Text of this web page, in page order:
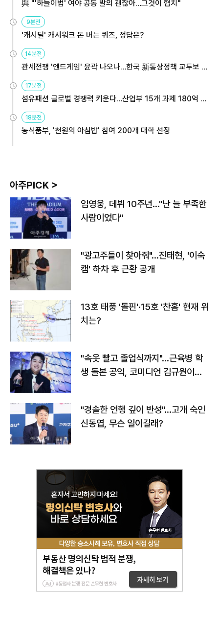
與 "'하늘이법' 여야 공동 발의 괜찮아…그것이 협치"
9분전
'캐시딜' 캐시워크 돈 버는 퀴즈, 정답은?
14분전
관세전쟁 '엔드게임' 윤곽 나오나…한국 新통상정책 교두보 활
17분전
섬유패션 글로벌 경쟁력 키운다…산업부 15개 과제 180억 지
18분전
농식품부, '천원의 아침밥' 참여 200개 대학 선정
아주PICK >
임영웅, 데뷔 10주년…"난 늘 부족한
사람이었다"
"광고주들이 찾아줘"…진태현, '이숙
캠' 하차 후 근황 공개
13호 태풍 '돌핀'·15호 '찬홈' 현재 위
치는?
"속옷 빨고 졸업식까지"…근육병 학
생 돌본 공익, 코미디언 김규원이었
"경솔한 언행 깊이 반성"…고개 숙인
신동엽, 무슨 일이길래?